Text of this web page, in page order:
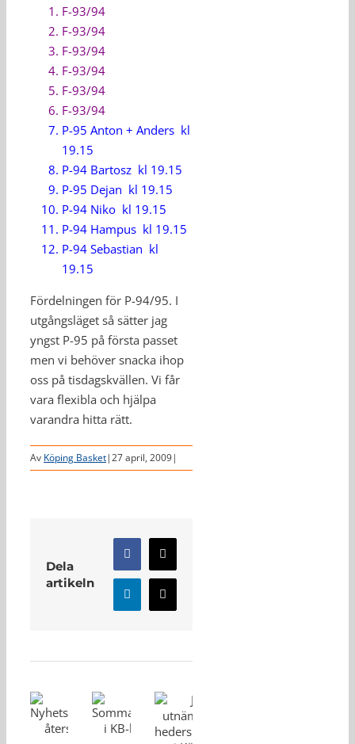
F-93/94
F-93/94
F-93/94
F-93/94
F-93/94
F-93/94
P-95 Anton + Anders kl
19.15
P-94 Bartosz kl 19.15
P-95 Dejan kl 19.15
P-94 Niko kl 19.15
P-94 Hampus kl 19.15
P-94 Sebastian kl
19.15
Fördelningen för P-94/95. I
utgångsläget så sätter jag
yngst P-95 på första passet
men vi behöver snacka ihop
oss på tisdagskvällen. Vi får
vara flexibla och hjälpa
varandra hitta rätt.
Av Köping Basket|27 april, 2009|
Dela
artikeln
Facebook
X
LinkedInE-
post